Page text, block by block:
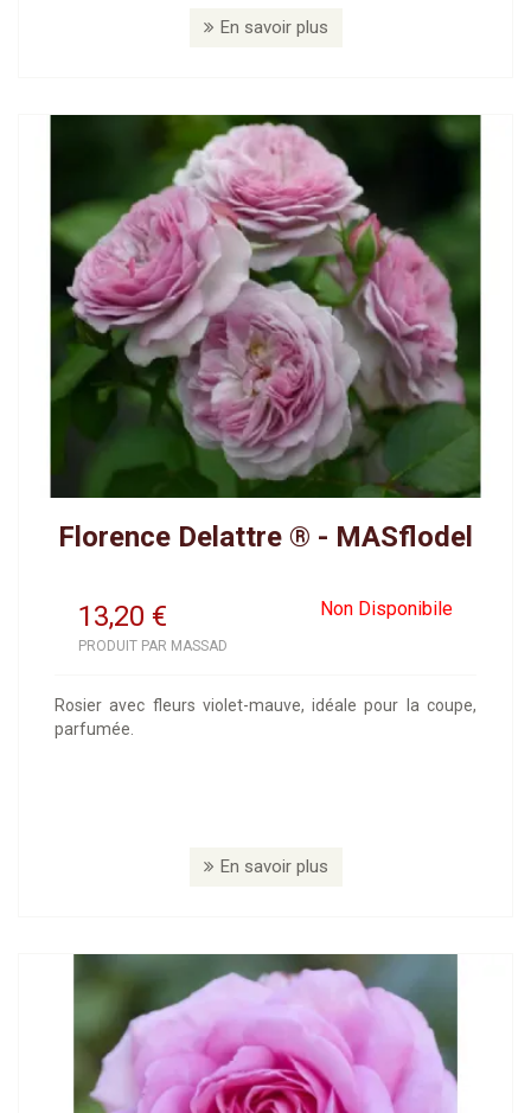
En savoir plus
Florence Delattre ® - MASflodel
13,20 Non Disponibile
€
PRODUIT PAR MASSAD
Rosier avec fleurs violet-mauve, idéale pour la coupe,
parfumée.
En savoir plus